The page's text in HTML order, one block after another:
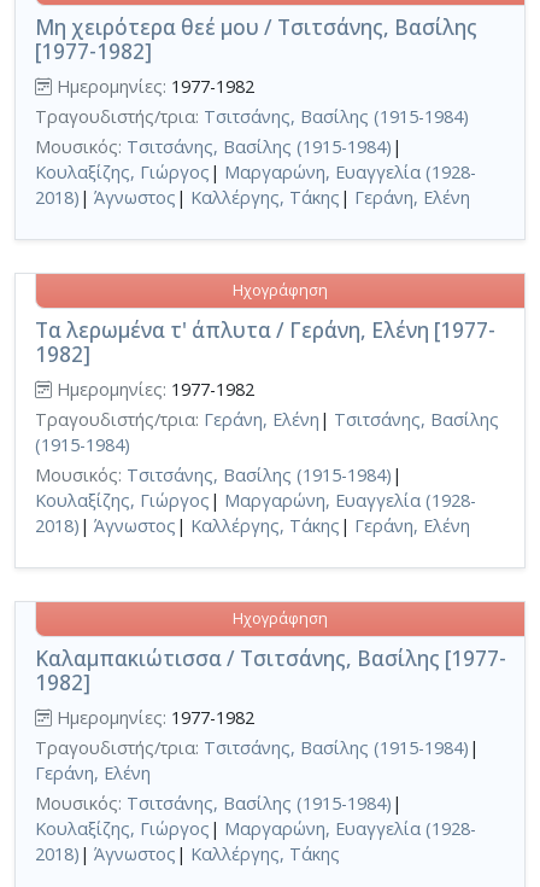
Μη χειρότερα θεέ μου / Τσιτσάνης, Βασίλης
[1977-1982]
Ημερομηνίες: 1977-1982
Τραγουδιστής/τρια: Τσιτσάνης, Βασίλης (1915-1984)
Μουσικός: Τσιτσάνης, Βασίλης (1915-1984) |
Κουλαξίζης, Γιώργος | Μαργαρώνη, Ευαγγελία (1928-
2018) | Άγνωστος | Καλλέργης, Τάκης | Γεράνη, Ελένη
Τα λερωμένα τ' άπλυτα / Γεράνη, Ελένη [1977-
1982]
Ηχογράφηση
Ημερομηνίες: 1977-1982
Τραγουδιστής/τρια: Γεράνη, Ελένη | Τσιτσάνης, Βασίλης
(1915-1984)
Μουσικός: Τσιτσάνης, Βασίλης (1915-1984) |
Κουλαξίζης, Γιώργος | Μαργαρώνη, Ευαγγελία (1928-
2018) | Άγνωστος | Καλλέργης, Τάκης | Γεράνη, Ελένη
Καλαμπακιώτισσα / Τσιτσάνης, Βασίλης [1977-
1982]
Ηχογράφηση
Ημερομηνίες: 1977-1982
Τραγουδιστής/τρια: Τσιτσάνης, Βασίλης (1915-1984) |
Γεράνη, Ελένη
Μουσικός: Τσιτσάνης, Βασίλης (1915-1984) |
Κουλαξίζης, Γιώργος | Μαργαρώνη, Ευαγγελία (1928-
2018) | Άγνωστος | Καλλέργης, Τάκης